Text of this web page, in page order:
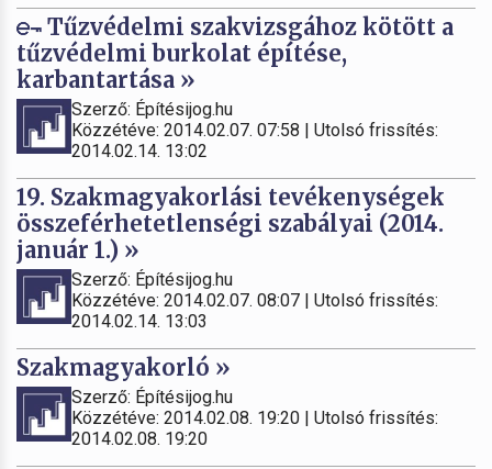
Tűzvédelmi szakvizsgához kötött a
tűzvédelmi burkolat építése,
karbantartása »
Szerző: Építésijog.hu
Közzétéve: 2014.02.07. 07:58 | Utolsó frissítés:
2014.02.14. 13:02
19. Szakmagyakorlási tevékenységek
összeférhetetlenségi szabályai (2014.
január 1.) »
Szerző: Építésijog.hu
Közzétéve: 2014.02.07. 08:07 | Utolsó frissítés:
2014.02.14. 13:03
Szakmagyakorló »
Szerző: Építésijog.hu
Közzétéve: 2014.02.08. 19:20 | Utolsó frissítés:
2014.02.08. 19:20